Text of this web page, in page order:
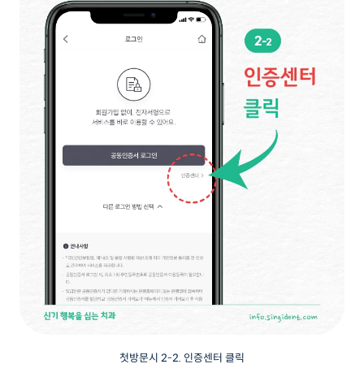
첫방문시 2-2. 인증센터 클릭